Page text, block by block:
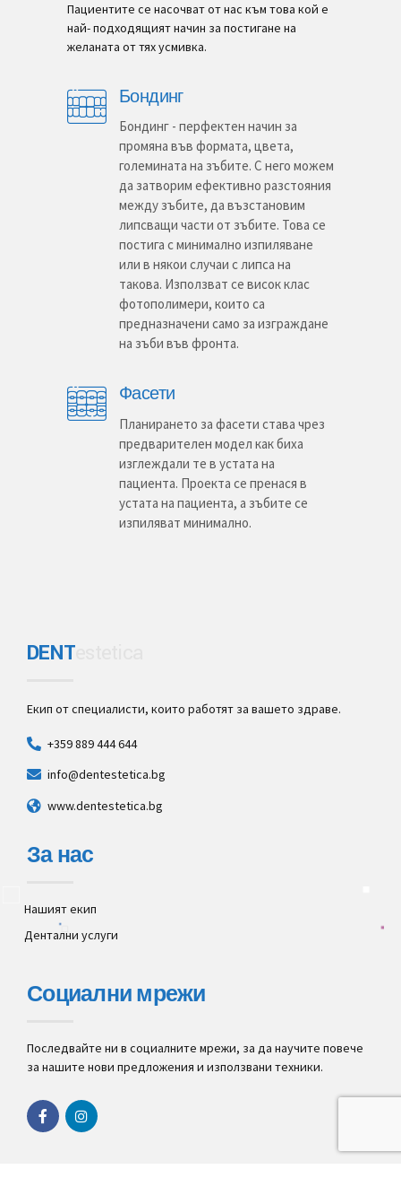
Пациентите се насочват от нас към това кой е
най- подходящият начин за постигане на
желаната от тях усмивка.
Бондинг
Бондинг - перфектен начин за
промяна във формата, цвета,
големината на зъбите. С него можем
да затворим ефективно разстояния
между зъбите, да възстановим
липсващи части от зъбите. Това се
постига с минимално изпиляване
или в някои случаи с липса на
такова. Използват се висок клас
фотополимери, които са
предназначени само за изграждане
на зъби във фронта.
Фасети
Планирането за фасети става чрез
предварителен модел как биха
изглеждали те в устата на
пациента. Проекта се пренася в
устата на пациента, а зъбите се
изпиляват минимално.
DENT
Екип от специалисти, които работят за вашето здраве.
+359 889 444 644
info@dentestetica.bg
www.dentestetica.bg
За нас
Нашият екип
Дентални услуги
Социални мрежи
Последвайте ни в социалните мрежи, за да научите повече
за нашите нови предложения и използвани техники.